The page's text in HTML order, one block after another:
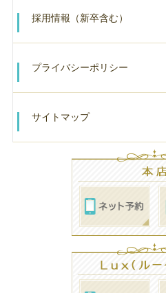
採用情報（新卒含む）
プライバシーポリシー
サイトマップ